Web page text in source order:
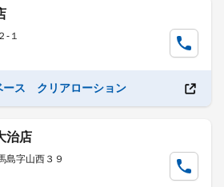
-１
ス クリアローション
治店
島字山西３９